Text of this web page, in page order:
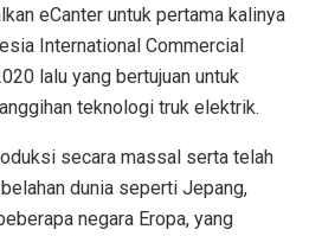
eCanter untuk pertama kalinya
International Commercial
lalu yang bertujuan untuk
teknologi truk elektrik.
secara massal serta telah
dunia seperti Jepang,
negara Eropa, yang